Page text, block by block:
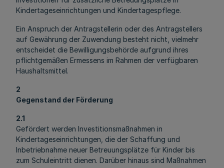
Kindertageseinrichtungen und Kindertagespflege.
Ein Anspruch der Antragstellerin oder des Antragstellers
auf Gewährung der Zuwendung besteht nicht, vielmehr
entscheidet die Bewilligungsbehörde aufgrund ihres
pflichtgemäßen Ermessens im Rahmen der verfügbaren
Haushaltsmittel.
2
Gegenstand der Förderung
2.1
Gefördert werden Investitionsmaßnahmen in
Kindertageseinrichtungen, die der Schaffung und
Inbetriebnahme neuer Betreuungsplätze für Kinder bis
zum Schuleintritt dienen. Darüber hinaus sind Maßnahmen